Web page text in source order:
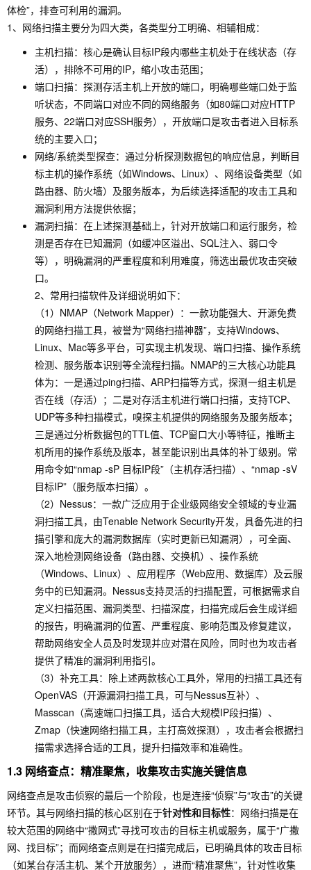
体检”，排查可利用的漏洞。
1、网络扫描主要分为四大类，各类型分工明确、相辅相成：
主机扫描：核心是确认目标IP段内哪些主机处于在线状态（存
活），排除不可用的IP，缩小攻击范围；
端口扫描：探测存活主机上开放的端口，明确哪些端口处于监
听状态，不同端口对应不同的网络服务（如80端口对应HTTP
服务、22端口对应SSH服务），开放端口是攻击者进入目标系
统的主要入口；
网络/系统类型探查：通过分析探测数据包的响应信息，判断目
标主机的操作系统（如Windows、Linux）、网络设备类型（如
路由器、防火墙）及服务版本，为后续选择适配的攻击工具和
漏洞利用方法提供依据；
漏洞扫描：在上述探测基础上，针对开放端口和运行服务，检
测是否存在已知漏洞（如缓冲区溢出、SQL注入、弱口令
等），明确漏洞的严重程度和利用难度，筛选出最优攻击突破
口。
2、常用扫描软件及详细说明如下：
（1）NMAP（Network Mapper）：一款功能强大、开源免费
的网络扫描工具，被誉为“网络扫描神器”，支持Windows、
Linux、Mac等多平台，可实现主机发现、端口扫描、操作系统
检测、服务版本识别等全流程扫描。NMAP的三大核心功能具
体为：一是通过ping扫描、ARP扫描等方式，探测一组主机是
否在线（存活）；二是对存活主机进行端口扫描，支持TCP、
UDP等多种扫描模式，嗅探主机提供的网络服务及服务版本；
三是通过分析数据包的TTL值、TCP窗口大小等特征，推断主
机所用的操作系统及版本，甚至能识别出具体的补丁级别。常
用命令如“nmap -sP 目标IP段”（主机存活扫描）、“nmap -sV
目标IP”（服务版本扫描）。
（2）Nessus：一款广泛应用于企业级网络安全领域的专业漏
洞扫描工具，由Tenable Network Security开发，具备先进的扫
描引擎和庞大的漏洞数据库（实时更新已知漏洞），可全面、
深入地检测网络设备（路由器、交换机）、操作系统
（Windows、Linux）、应用程序（Web应用、数据库）及云服
务中的已知漏洞。Nessus支持灵活的扫描配置，可根据需求自
定义扫描范围、漏洞类型、扫描深度，扫描完成后会生成详细
的报告，明确漏洞的位置、严重程度、影响范围及修复建议，
帮助网络安全人员及时发现并应对潜在风险，同时也为攻击者
提供了精准的漏洞利用指引。
（3）补充工具：除上述两款核心工具外，常用的扫描工具还有
OpenVAS（开源漏洞扫描工具，可与Nessus互补）、
Masscan（高速端口扫描工具，适合大规模IP段扫描）、
Zmap（快速网络扫描工具，主打高效探测），攻击者会根据扫
描需求选择合适的工具，提升扫描效率和准确性。
1.3 网络查点：精准聚焦，收集攻击实施关键信息
网络查点是攻击侦察的最后一个阶段，也是连接“侦察”与“攻击”的关键
环节。其与网络扫描的核心区别在于针对性和目标性：网络扫描是在
较大范围的网络中“撒网式”寻找可攻击的目标主机或服务，属于“广撒
网、找目标”；而网络查点则是在扫描完成后，已明确具体的攻击目标
（如某台存活主机、某个开放服务），进而“精准聚焦”，针对性收集